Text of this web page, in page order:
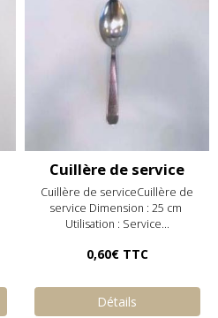
Cuillère de service
Cuillère de serviceCuillère de
service Dimension : 25 cm
Utilisation : Service...
0,60€ TTC
Détails